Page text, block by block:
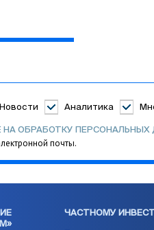
Новости Аналитика
НА ОБРАБОТКУ
почты.
ЧАСТНОМУ